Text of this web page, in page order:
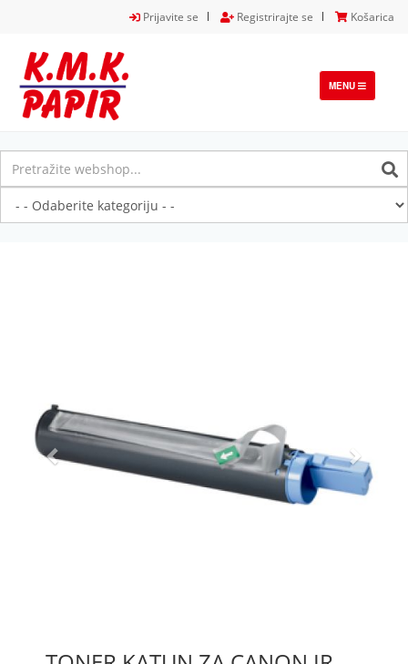
Prijavite se Registrirajte se Košarica
TOGGLE
NAVIGATION
MENU